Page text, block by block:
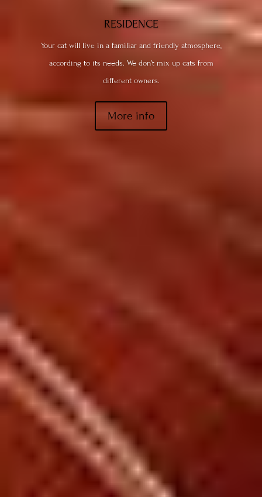
RESIDENCE
Your cat will live in a familiar and friendly atmosphere,
according to its needs. We don’t mix up cats from
different owners.
More info